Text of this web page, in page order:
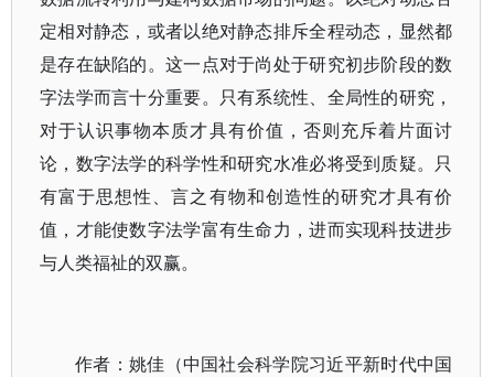
定相对静态，或者以绝对静态排斥全程动态，显然都
是存在缺陷的。这一点对于尚处于研究初步阶段的数
字法学而言十分重要。只有系统性、全局性的研究，
对于认识事物本质才具有价值，否则充斥着片面讨
论，数字法学的科学性和研究水准必将受到质疑。只
有富于思想性、言之有物和创造性的研究才具有价
值，才能使数字法学富有生命力，进而实现科技进步
与人类福祉的双赢。
作者：姚佳（中国社会科学院习近平新时代中国